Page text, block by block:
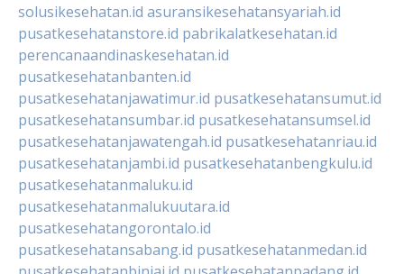
solusikesehatan.id asuransikesehatansyariah.id
pusatkesehatanstore.id pabrikalatkesehatan.id
perencanaandinaskesehatan.id
pusatkesehatanbanten.id
pusatkesehatanjawatimur.id pusatkesehatansumut.id
pusatkesehatansumbar.id pusatkesehatansumsel.id
pusatkesehatanjawatengah.id pusatkesehatanriau.id
pusatkesehatanjambi.id pusatkesehatanbengkulu.id
pusatkesehatanmaluku.id
pusatkesehatanmalukuutara.id
pusatkesehatangorontalo.id
pusatkesehatansabang.id pusatkesehatanmedan.id